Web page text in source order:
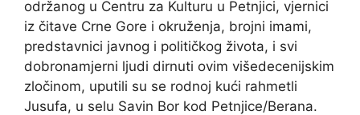
održanog u Centru za Kulturu u Petnjici, vjernici
iz čitave Crne Gore i okruženja, brojni imami,
predstavnici javnog i političkog života, i svi
dobronamjerni ljudi dirnuti ovim višedecenijskim
zločinom, uputili su se rodnoj kući rahmetli
Jusufa, u selu Savin Bor kod Petnjice/Berana.